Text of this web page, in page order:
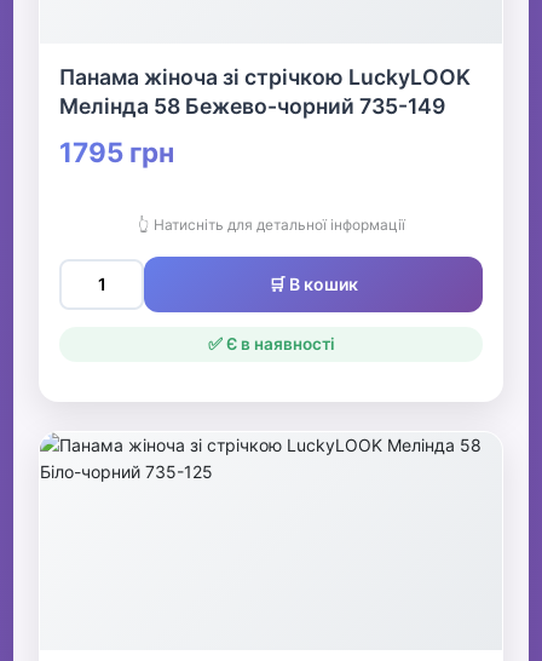
Панама жіноча зі стрічкою LuckyLOOK
Мелінда 58 Бежево-чорний 735-149
1795 грн
👆 Натисніть для детальної інформації
🛒 В кошик
✅ Є в наявності